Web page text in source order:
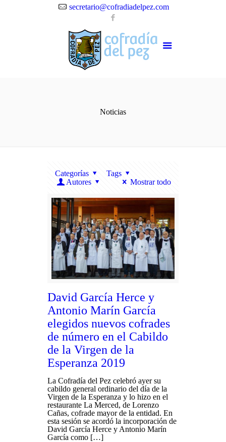
secretario@cofradiadelpez.com
Noticias
Categorías
Tags
Autores
Mostrar todo
David García Herce y
Antonio Marín García
elegidos nuevos cofrades
de número en el Cabildo
de la Virgen de la
Esperanza 2019
La Cofradía del Pez celebró ayer su
cabildo general ordinario del día de la
Virgen de la Esperanza y lo hizo en el
restaurante La Merced, de Lorenzo
Cañas, cofrade mayor de la entidad. En
esta sesión se acordó la incorporación de
David García Herce y Antonio Marín
García como […]